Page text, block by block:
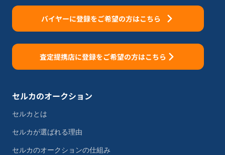
バイヤーに登録をご希望の方はこちら
査定提携店に登録をご希望の方はこちら
セルカのオークション
セルカとは
セルカが選ばれる理由
セルカのオークションの仕組み